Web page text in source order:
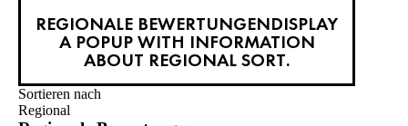
REGIONALE BEWERTUNGENDISPLAY
A POPUP WITH INFORMATION
ABOUT REGIONAL SORT.
Sortieren nach
Regional